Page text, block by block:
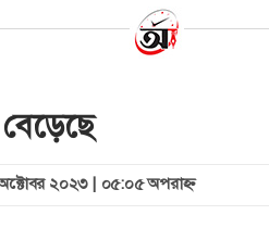
২০২৩ | ০৫:০৫ অপরাহ্ণ